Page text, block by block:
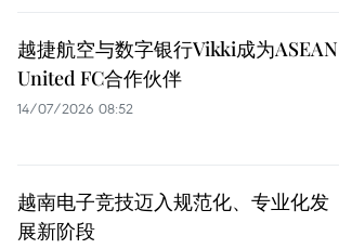
越捷航空与数字银行Vikki成为ASEAN
United FC合作伙伴
14/07/2026 08:52
越南电子竞技迈入规范化、专业化发
展新阶段